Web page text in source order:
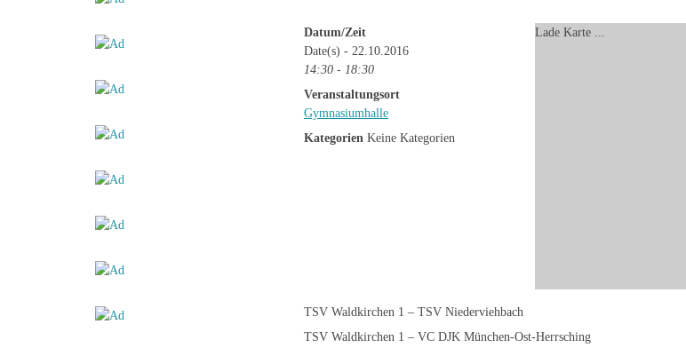
Lade Karte ...
Datum/Zeit
Date(s) - 22.10.2016
14:30 - 18:30
Veranstaltungsort
Gymnasiumhalle
Kategorien Keine Kategorien
TSV Waldkirchen 1 – TSV Niederviehbach
TSV Waldkirchen 1 – VC DJK München-Ost-Herrsching